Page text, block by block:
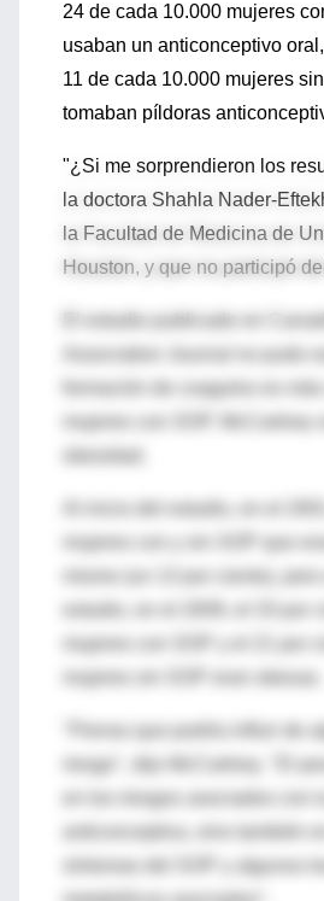
24 de cada 10.000 mujeres
usaban un anticonceptivo
11 de cada 10.000 mujeres
tomaban píldoras
"¿Si me sorprendieron los
la doctora Shahla Nader-
la Facultad de Medicina de
Houston, y que no participó
formación de coagulos es
Al inicio del estudio, en el
"Pienso que podría influir de
riesgo", dijo McCartney. "El
en los riesgos asociados con
anticonceptiva, sino también
síntomas del SOP y algunos